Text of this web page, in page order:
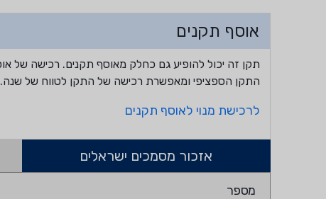
אוסף תקנים
תקן זה יכול להופיע גם כחלק מאוסף תקנים. רכישה של
התקן הספציפי ומאפשרת רכישה של התקן לטווח של שנה.
לרכישת מנוי לאוסף תקנים
אזכור מסמכים ישראלים
מספר